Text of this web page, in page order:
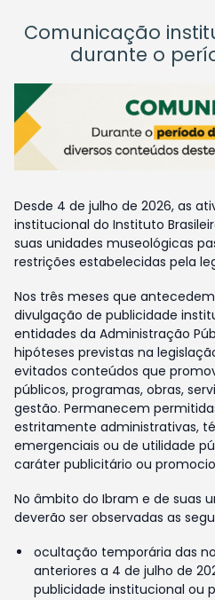
Comunicação
durante o
Desde 4 de julho de 2026, as
institucional do Instituto
suas unidades museológicas
restrições estabelecidas pela
Nos três meses que
divulgação de publicidade
entidades da Administração
hipóteses previstas na
evitados conteúdos que
públicos, programas, obras,
gestão. Permanecem
estritamente administrativas,
emergenciais ou de utilidade
caráter publicitário ou
No âmbito do Ibram e de suas
deverão ser observadas as
ocultação temporária das
anteriores a 4 de julho de
publicidade institucional ou